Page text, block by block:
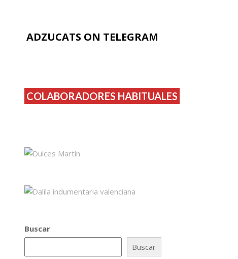
ADZUCATS ON TELEGRAM
COLABORADORES HABITUALES
Buscar
Buscar